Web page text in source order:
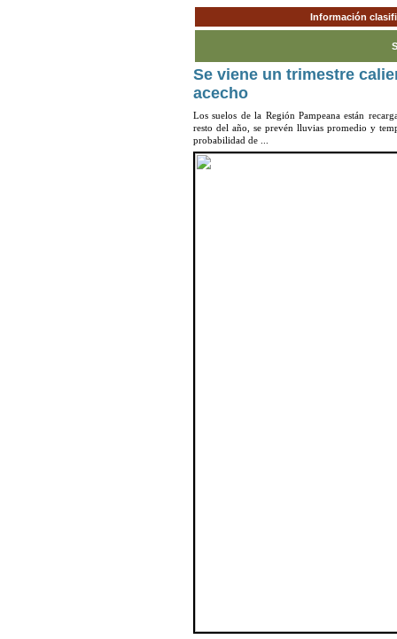
Información
Se viene un trimestre
acecho
Los suelos de la Región Pampeana están
resto del año, se prevén lluvias promedio y
probabilidad de ...